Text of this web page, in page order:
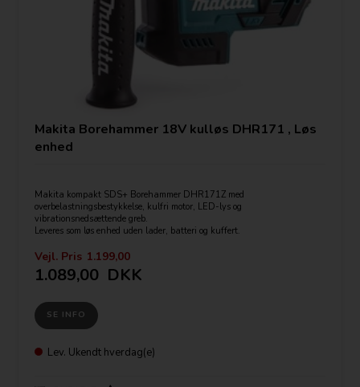
Makita Borehammer 18V kulløs DHR171 , Løs
enhed
Makita kompakt SDS+ Borehammer DHR171Z med
overbelastningsbestykkelse, kulfri motor, LED-lys og
vibrationsnedsættende greb.
Leveres som løs enhed uden lader, batteri og kuffert.
Tekniske specifikationer:
Batterispænding: 18V
Værktøjsopsætning: SDS plus
Maks. slagantal: 4.800 /min.
Maks. bore-Ø i beton/stål/træ: 17/10/13 mm
Slagstyrke: 1,2 J
Mål: 27,3 x 8,6 x 19,4 cm
Vejl. Pris 1.199,00
1.089,00 DKK
SE INFO
Lev. Ukendt hverdag(e)